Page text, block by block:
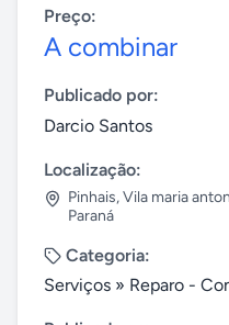
Preço:
A combinar
Publicado por:
Darcio Santos
Localização:
Pinhais,Vila maria
Paraná
Categoria:
Serviços » Reparo -